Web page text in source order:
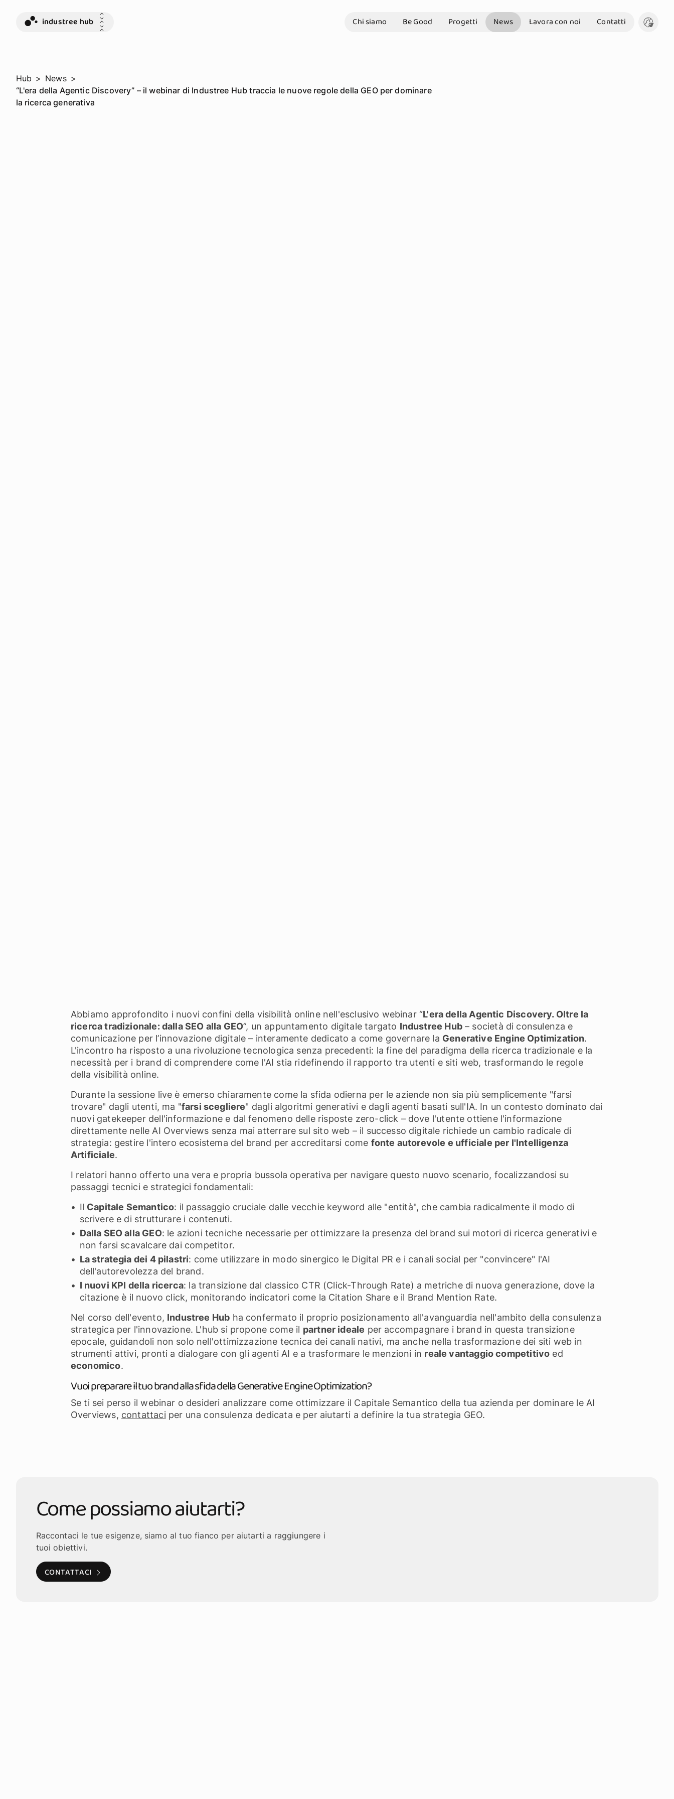
industree hub Chi siamo Be Good Progetti News Lavora con noi Contatti
Hub > News >
“L'era della Agentic Discovery” – il webinar di Industree Hub traccia le nuove regole della GEO per dominare
la ricerca generativa
Abbiamo approfondito i nuovi confini della visibilità online nell'esclusivo webinar “L'era della Agentic Discovery. Oltre la
ricerca tradizionale: dalla SEO alla GEO”, un appuntamento digitale targato Industree Hub– società di consulenza e
comunicazione per l’innovazione digitale – interamente dedicato a come governare la Generative Engine Optimization.
L'incontro ha risposto a una rivoluzione tecnologica senza precedenti: la fine del paradigma della ricerca tradizionale e la
necessità per i brand di comprendere come l'AI stia ridefinendo il rapporto tra utenti e siti web, trasformando le regole
della visibilità online.
Durante la sessione live è emerso chiaramente come la sfida odierna per le aziende non sia più semplicemente "farsi
trovare" dagli utenti, ma "farsi scegliere" dagli algoritmi generativi e dagli agenti basati sull'IA. In un contesto dominato dai
nuovi gatekeeper dell'informazione e dal fenomeno delle risposte zero-click – dove l'utente ottiene l'informazione
direttamente nelle AI Overviews senza mai atterrare sul sito web – il successo digitale richiede un cambio radicale di
strategia: gestire l'intero ecosistema del brand per accreditarsi come fonte autorevole e ufficiale per l'Intelligenza
Artificiale.
I relatori hanno offerto una vera e propria bussola operativa per navigare questo nuovo scenario, focalizzandosi su
passaggi tecnici e strategici fondamentali:
Il Capitale Semantico: il passaggio cruciale dalle vecchie keyword alle "entità", che cambia radicalmente il modo di
scrivere e di strutturare i contenuti.
Dalla SEO alla GEO: le azioni tecniche necessarie per ottimizzare la presenza del brand sui motori di ricerca generativi e
non farsi scavalcare dai competitor.
La strategia dei 4 pilastri: come utilizzare in modo sinergico le Digital PR e i canali social per "convincere" l'AI
dell'autorevolezza del brand.
I nuovi KPI della ricerca: la transizione dal classico CTR (Click-Through Rate) a metriche di nuova generazione, dove la
citazione è il nuovo click, monitorando indicatori come la Citation Share e il Brand Mention Rate.
Nel corso dell'evento, Industree Hub ha confermato il proprio posizionamento all'avanguardia nell'ambito della consulenza
strategica per l'innovazione. L'hub si propone come il partner ideale per accompagnare i brand in questa transizione
epocale, guidandoli non solo nell'ottimizzazione tecnica dei canali nativi, ma anche nella trasformazione dei siti web in
strumenti attivi, pronti a dialogare con gli agenti AI e a trasformare le menzioni in reale vantaggio competitivo ed
economico.
Vuoi preparare il tuo brand alla sfida della Generative Engine Optimization?
Se ti sei perso il webinar o desideri analizzare come ottimizzare il Capitale Semantico della tua azienda per dominare le AI
Overviews, contattaciper una consulenza dedicata e per aiutarti a definire la tua strategia GEO.
Come possiamo aiutarti?
Raccontaci le tue esigenze, siamo al tuo fianco per aiutarti a raggiungere i
tuoi obiettivi.
CONTATTACI